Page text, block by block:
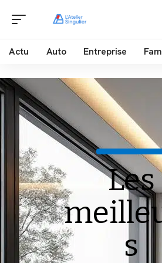
Actu Auto Entreprise
Les
s